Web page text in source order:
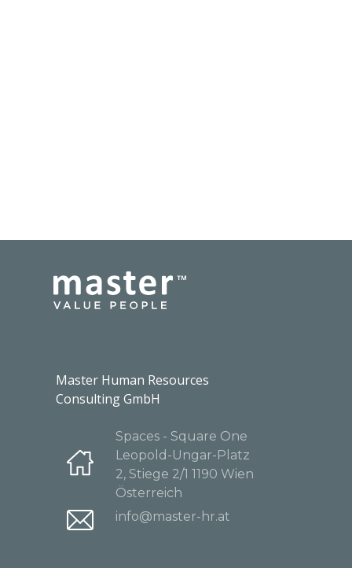
Master Human Resources
Consulting GmbH
Spaces - Square One
Leopold-Ungar-Platz
2, Stiege 2/1 1190 Wien
Österreich
info@master-hr.at